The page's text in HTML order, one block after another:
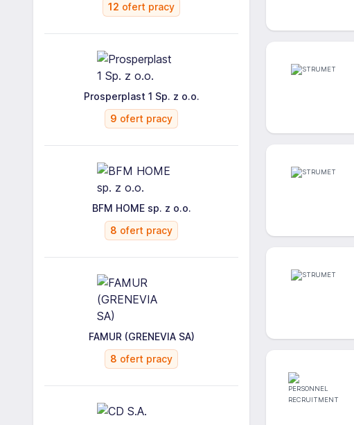
12 ofert pracy
Prosperplast 1 Sp. z o.o.
9 ofert pracy
BFM HOME sp. z o.o.
8 ofert pracy
FAMUR (GRENEVIA SA)
8 ofert pracy